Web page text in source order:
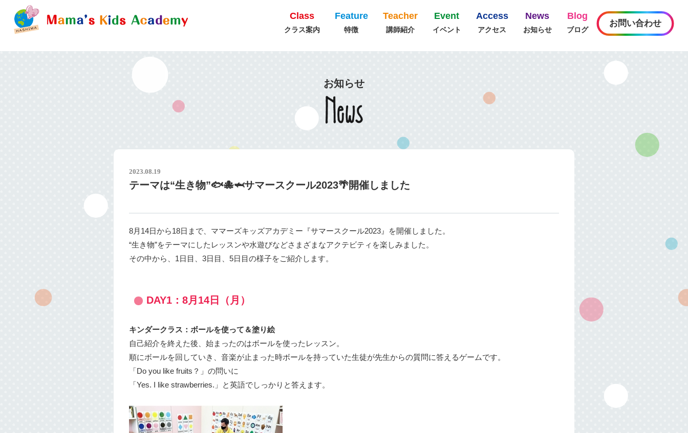
Class
クラス案内
Feature
特徴
Teacher
講師紹介
Event
イベント
Access
アクセス
News
お知らせ
Blog
ブログ
お問い合わせ
お知らせ
2023.08.19
テーマは“生き物”🐟🐙🦈サマースクール2023🌴開催しました
8月14日から18日まで、ママーズキッズアカデミー『サマースクール2023』を開催しました。
“生き物”をテーマにしたレッスンや水遊びなどさまざまなアクテビティを楽しみました。
その中から、1日目、3日目、5日目の様子をご紹介します。
DAY1：8月14日（月）
キンダークラス：ボールを使って＆塗り絵
自己紹介を終えた後、始まったのはボールを使ったレッスン。
順にボールを回していき、音楽が止まった時ボールを持っていた生徒が先生からの質問に答えるゲームです。
「Do you like fruits？」の問いに
「Yes. I like strawberries.」と英語でしっかりと答えます。